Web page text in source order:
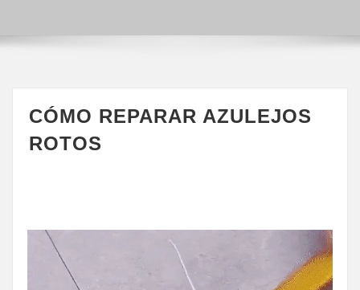
CÓMO REPARAR AZULEJOS
ROTOS